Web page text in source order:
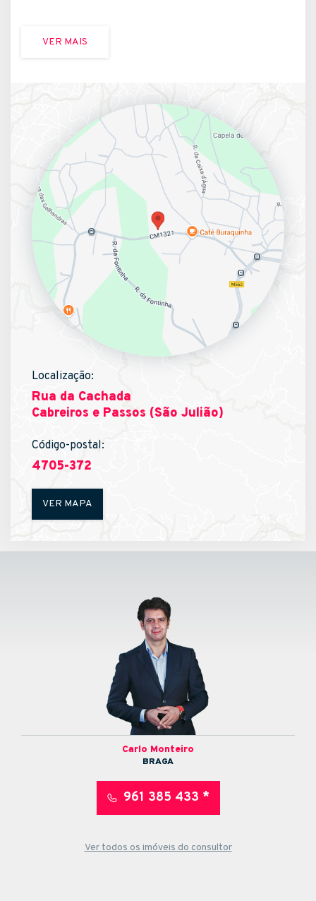
VER MAIS
Localização:
Rua da Cachada
Cabreiros e Passos (São Julião)
Código-postal:
4705-372
VER MAPA
Carlo Monteiro
BRAGA
961 385 433 *
Ver todos os imóveis do consultor